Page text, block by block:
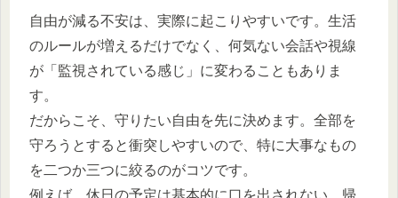
自由が減る不安は、実際に起こりやすいです。生活
のルールが増えるだけでなく、何気ない会話や視線
が「監視されている感じ」に変わることもありま
す。
だからこそ、守りたい自由を先に決めます。全部を
守ろうとすると衝突しやすいので、特に大事なもの
を二つか三つに絞るのがコツです。
例えば、休日の予定は基本的に口を出されない、帰